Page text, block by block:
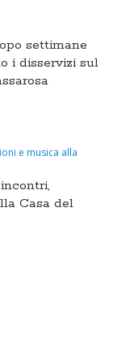
settimane
i disservizi sul
Casa del